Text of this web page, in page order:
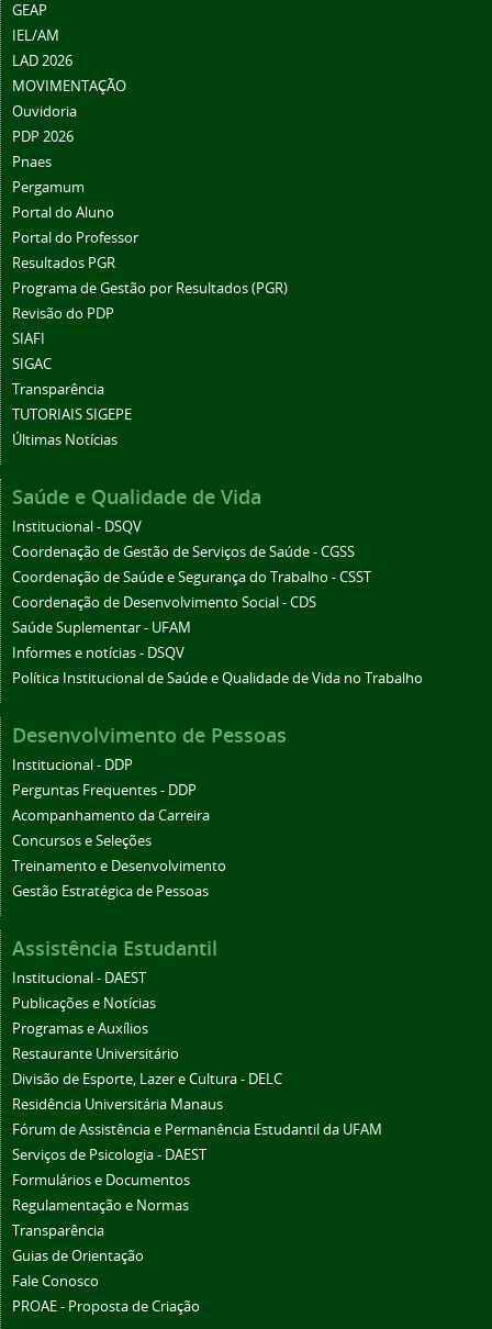
GEAP
IEL/AM
LAD 2026
MOVIMENTAÇÃO
Ouvidoria
PDP 2026
Pnaes
Pergamum
Portal do Aluno
Portal do Professor
Resultados PGR
Programa de Gestão por Resultados (PGR)
Revisão do PDP
SIAFI
SIGAC
Transparência
TUTORIAIS SIGEPE
Últimas Notícias
Saúde e Qualidade de Vida
Institucional - DSQV
Coordenação de Gestão de Serviços de Saúde - CGSS
Coordenação de Saúde e Segurança do Trabalho - CSST
Coordenação de Desenvolvimento Social - CDS
Saúde Suplementar - UFAM
Informes e notícias - DSQV
Política Institucional de Saúde e Qualidade de Vida no Trabalho
Desenvolvimento de Pessoas
Institucional - DDP
Perguntas Frequentes - DDP
Acompanhamento da Carreira
Concursos e Seleções
Treinamento e Desenvolvimento
Gestão Estratégica de Pessoas
Assistência Estudantil
Institucional - DAEST
Publicações e Notícias
Programas e Auxílios
Restaurante Universitário
Divisão de Esporte, Lazer e Cultura - DELC
Residência Universitária Manaus
Fórum de Assistência e Permanência Estudantil da UFAM
Serviços de Psicologia - DAEST
Formulários e Documentos
Regulamentação e Normas
Transparência
Guias de Orientação
Fale Conosco
PROAE - Proposta de Criação